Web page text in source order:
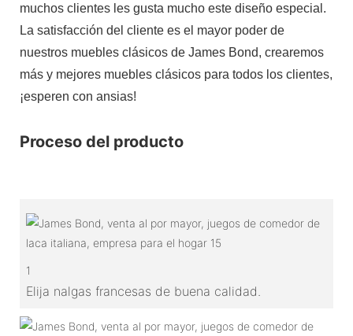
muchos clientes les gusta mucho este diseño especial.
La satisfacción del cliente es el mayor poder de
nuestros muebles clásicos de James Bond, crearemos
más y mejores muebles clásicos para todos los clientes,
¡esperen con ansias!
Proceso del producto
1
Elija nalgas francesas de buena calidad.